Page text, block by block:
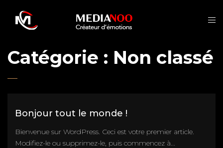
Catégorie : Non classé
Bonjour tout le monde !
Bienvenue sur WordPress. Ceci est votre premier article.
Modifiez-le ou supprimez-le, puis commencez à...